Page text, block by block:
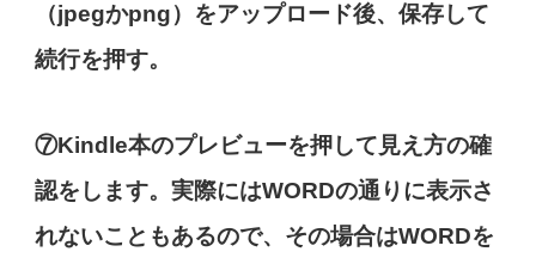
（jpegかpng）をアップロード後、保存して
続行を押す。
⑦Kindle本のプレビューを押して見え方の確
認をします。実際にはWORDの通りに表示さ
れないこともあるので、その場合はWORDを